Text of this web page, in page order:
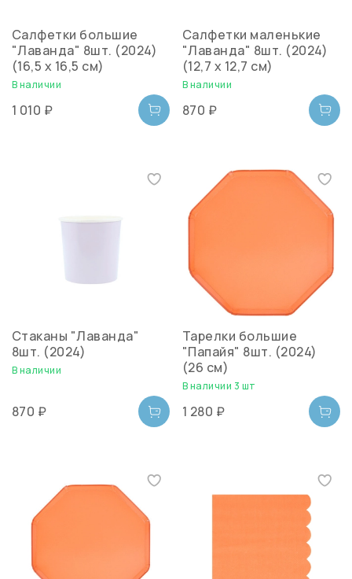
Салфетки большие
"Лаванда" 8шт. (2024)
(16,5 x 16,5 см)
В наличии
1 010 ₽
Салфетки маленькие
"Лаванда" 8шт. (2024)
(12,7 x 12,7 см)
В наличии
870 ₽
Стаканы "Лаванда"
8шт. (2024)
В наличии
870 ₽
Тарелки большие
"Папайя" 8шт. (2024)
(26 см)
В наличии 3 шт
1 280 ₽